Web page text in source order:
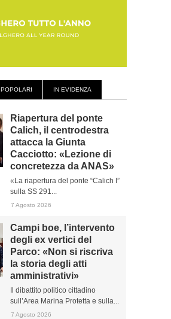
POPOLARI IN EVIDENZA
Riapertura del ponte
Calich, il centrodestra
attacca la Giunta
Cacciotto: «Lezione di
concretezza da ANAS»
«La riapertura del ponte “Calich I”
sulla SS 291...
7 Agosto 2026
Campi boe, l’intervento
degli ex vertici del
Parco: «Non si riscriva
la storia degli atti
amministrativi»
Il dibattito politico cittadino
sull’Area Marina Protetta e sulla...
7 Agosto 2026